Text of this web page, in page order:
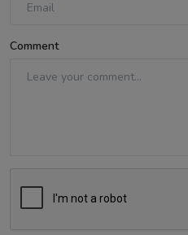
Comment